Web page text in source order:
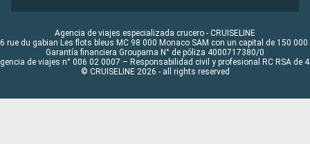
Agencia de viajes especializada crucero - CRUISELINE
rue du gabian Les flots bleus MC 98 000 Monaco SAM con un capital de 150 000
Garantía financiera Groupama N° de póliza 4000717380/0
de viajes n° 006 02 0007 – Responsabilidad civil y profesional RC RSA de
© CRUISELINE 2026 - all rights reserved